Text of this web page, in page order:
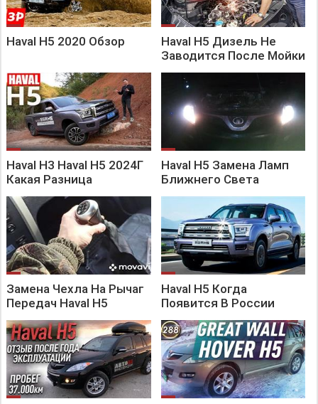
Haval H5 2020 Обзор
Haval H5 Дизель Не
Заводится После Мойки
Haval H3 Haval H5 2024Г
Какая Разница
Haval H5 Замена Ламп
Ближнего Света
Замена Чехла На Рычаг
Передач Haval H5
Haval H5 Когда
Появится В России